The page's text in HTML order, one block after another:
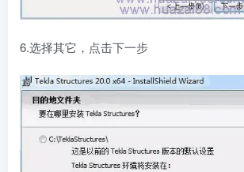
6.选择其它，点击下一步